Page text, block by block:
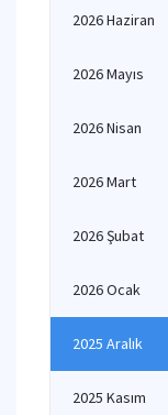
2026 Haziran
2026 Mayıs
2026 Nisan
2026 Mart
2026 Şubat
2026 Ocak
2025 Aralık
2025 Kasım